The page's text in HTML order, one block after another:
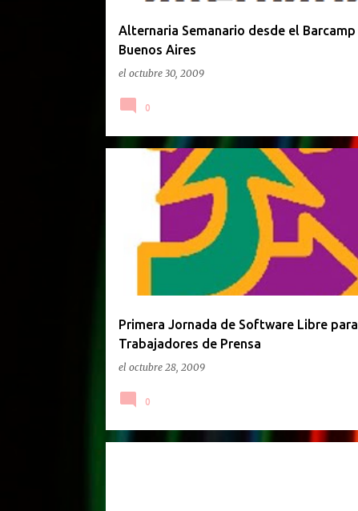
Alternaria Semanario desde el Barcamp
Buenos Aires
el octubre 30, 2009
0
Primera Jornada de Software Libre para
Trabajadores de Prensa
el octubre 28, 2009
GACETILLA DE PRENSA
0